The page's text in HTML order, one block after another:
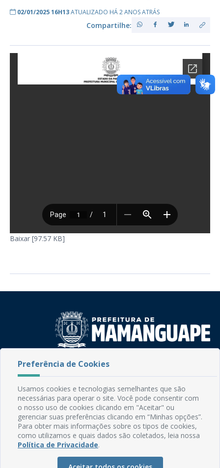
02/01/2025 16H13ATUALIZADO HÁ 2 ANOS ATRÁS
Compartilhe:
Baixar [97.57 KB]
Rua do Imperador, 78, Centro
CEP: 58.280-000 - Mamanguape/PB
Fone: (83) 3292-2246
Email: comunicacao@mamanguape.pb.gov.br
Expediente: Segunda à Sexta, das 08h às 13h
Mapa do Site
Perguntas frequentes
Manual de Navegação
Preferência de Cookies
Usamos cookies e tecnologias semelhantes que são
necessárias para operar o site. Você pode consentir com
o nosso uso de cookies clicando em "Aceitar" ou
gerenciar suas preferências clicando em “Minhas opções”.
Para obter mais informações sobre os tipos de cookies,
como utilizamos e quais dados são coletados, leia nossa
Política de Privacidade.